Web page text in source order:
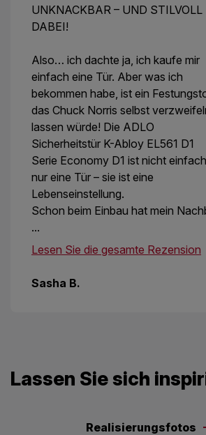
UNKNACKBAR – UND STILVOLL
DABEI!
Also… ich dachte ja, ich kaufe mir
einfach eine Tür. Aber was ich
bekommen habe, ist ein
das Chuck Norris selbst
lassen würde! Die ADLO
Sicherheitstür K-Abloy EL561 D1
Serie Economy D1 ist nicht einfach
nur eine Tür – sie ist eine
Lebenseinstellung.
Schon beim Einbau hat mein
...
Lesen Sie die gesamte Rezension
Sasha B.
Lassen Sie sich
Realisierungsfotos